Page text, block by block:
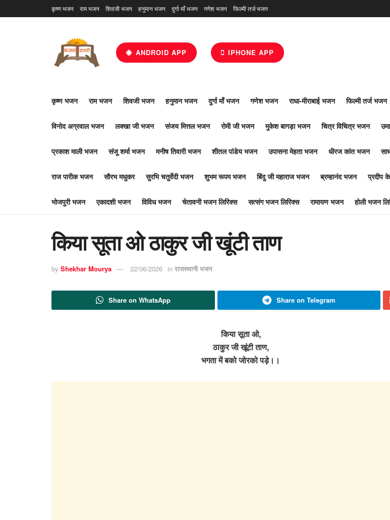
कृष्ण भजन राम भजन शिवजी भजन हनुमान भजन दुर्गा माँ भजन गणेश भजन फिल्मी तर्ज भजन
ANDROID APP IPHONE APP
कृष्ण भजन राम भजन शिवजी भजन हनुमान भजन दुर्गा माँ भजन गणेश भजन राधा-मीराबाई भजन फिल्मी तर्ज भजन
विनोद अग्रवाल भजन लक्खा जी भजन संजय मित्तल भजन रोमी जी भजन मुकेश बागड़ा भजन चित्र विचित्र भजन
प्रकाश माली भजन संजू शर्मा भजन मनीष तिवारी भजन शीतल पांडेय भजन उपासना मेहता भजन धीरज कांत भजन
राज पारीक भजन सौरभ मधुकर सुरभि चतुर्वेदी भजन शुभम रूपम भजन बिंदु जी महाराज भजन ब्रम्हानंद भजन प्रदीप
भोजपुरी भजन एकादशी भजन विविध भजन चेतावनी भजन लिरिक्स सत्संग भजन लिरिक्स रामायण भजन होली भजन
किया सूता ओ ठाकुर जी खूंटी ताण
by Shekhar Mourya 22/06/2026 in राजस्थानी भजन
Share on WhatsApp Share on Telegram
किया सूता ओ,
ठाकुर जी खूंटी ताण,
भगता में बको जोरको पड़े।।